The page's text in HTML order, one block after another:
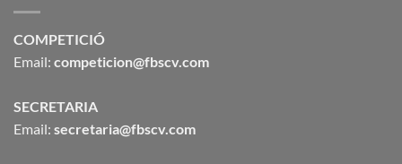
COMPETICIÓ
Email: competicion@fbscv.com
SECRETARIA
Email: secretaria@fbscv.com